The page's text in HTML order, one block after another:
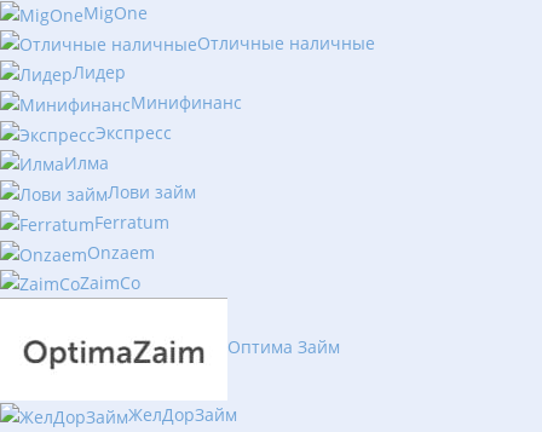
MigOne
Отличные наличные
Лидер
Минифинанс
Экспресс
Илма
Лови займ
Ferratum
Onzaem
ZaimCo
Оптима Займ
ЖелДорЗайм